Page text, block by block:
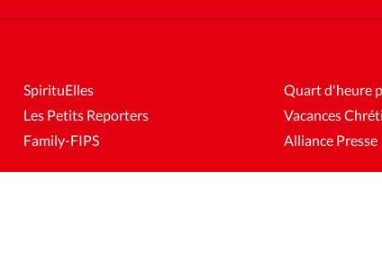
SpirituElles
Les Petits Reporters
Family-FIPS
Quart d'heure
Vacances
Alliance Presse